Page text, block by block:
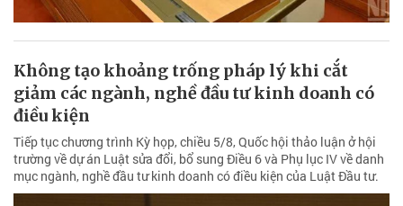
Không tạo khoảng trống pháp lý khi cắt
giảm các ngành, nghề đầu tư kinh doanh có
điều kiện
Tiếp tục chương trình Kỳ họp, chiều 5/8, Quốc hội thảo luận ở hội
trường về dự án Luật sửa đổi, bổ sung Điều 6 và Phụ lục IV về danh
mục ngành, nghề đầu tư kinh doanh có điều kiện của Luật Đầu tư.